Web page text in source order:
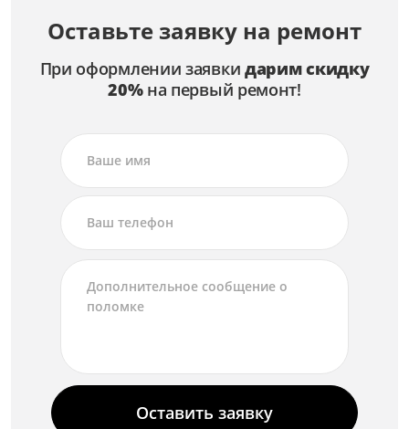
от 2 500 ₽
Ремонт лампы
Оставьте заявку на ремонт
При оформлении заявки дарим скидку
20%на первый ремонт!
Оставить заявку